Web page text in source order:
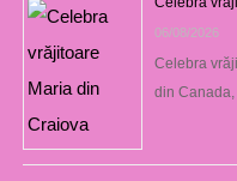
06/08/2026
Celebra
din Canada,